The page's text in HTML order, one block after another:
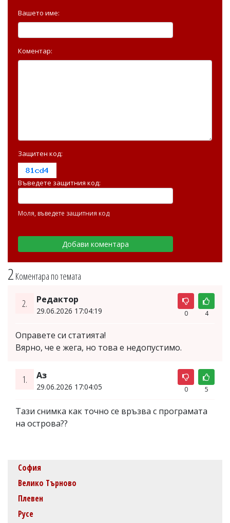
2 Коментара по темата
2. Редактор
29.06.2026 17:04:19 0 4
Оправете си статията!
Вярно, че е жега, но това е недопустимо.
1. Аз
29.06.2026 17:04:05 0 5
Тази снимка как точно се връзва с програмата
на острова??
Вашето име:
Коментар:
Защитен код:
Въведете защитния код:
Моля, въведете защитния код
София
Велико Търново
Плевен
Русе